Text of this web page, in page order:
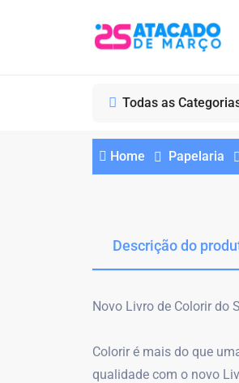
Todas as
Home Papelaria
Descrição do
Novo Livro de Colorir do
Colorir é mais do que
qualidade com o novo